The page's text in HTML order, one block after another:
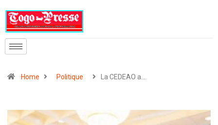
Home Politique La CEDEAO a…